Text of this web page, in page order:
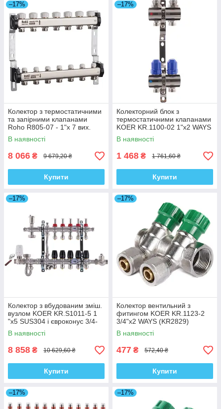
–17%
Колектор з термостатичними
та запірними клапанами
Roho R805-07 - 1"х 7 вих.
(RO0061)
В наявності
8 066 ₴ 9 679,20 ₴
Купити
–17%
Колекторний блок з
термостатичними клапанами
KOER KR.1100-02 1"x2 WAYS
(KR2628)
В наявності
1 468 ₴ 1 761,60 ₴
Купити
–17%
Колектор з вбудованим зміш.
вузлом KOER KR.S1011-5 1
"х5 SUS304 і євроконус 3/4-
16 (KR2928)
В наявності
8 858 ₴ 10 629,60 ₴
Купити
–17%
Колектор вентильний з
фитингом KOER KR.1123-2
3/4"x2 WAYS (KR2829)
В наявності
477 ₴ 572,40 ₴
Купити
–17% –17%